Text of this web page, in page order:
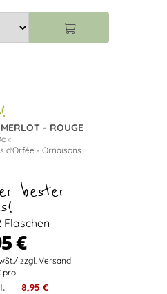
- ROUGE
«
d'Orfée - Ornaisons
bester
Flaschen
€
pro l
8,95 €